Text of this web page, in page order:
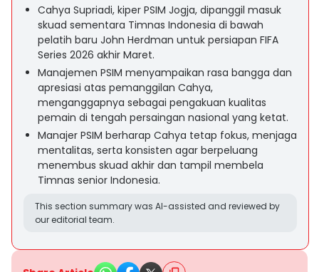
Cahya Supriadi, kiper PSIM Jogja, dipanggil masuk
skuad sementara Timnas Indonesia di bawah
pelatih baru John Herdman untuk persiapan FIFA
Series 2026 akhir Maret.
Manajemen PSIM menyampaikan rasa bangga dan
apresiasi atas pemanggilan Cahya,
menganggapnya sebagai pengakuan kualitas
pemain di tengah persaingan nasional yang ketat.
Manajer PSIM berharap Cahya tetap fokus, menjaga
mentalitas, serta konsisten agar berpeluang
menembus skuad akhir dan tampil membela
Timnas senior Indonesia.
This section summary was AI-assisted and reviewed by
our editorial team.